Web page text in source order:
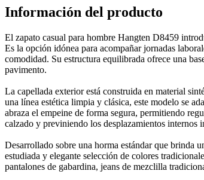
Información del producto
El zapato casual para hombre Hangten D8459
Es la opción idónea para acompañar jornadas
comodidad. Su estructura equilibrada ofrece una
pavimento.
La capellada exterior está construida en material
una línea estética limpia y clásica, este modelo se
abraza el empeine de forma segura, permitiendo
calzado y previniendo los desplazamientos internos
Desarrollado sobre una horma estándar que brinda
estudiada y elegante selección de colores
pantalones de gabardina, jeans de mezclilla